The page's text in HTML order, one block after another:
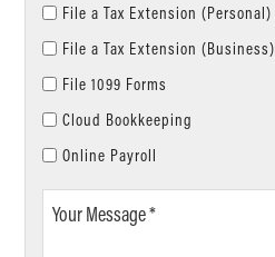
File a Tax Extension (Personal)
File a Tax Extension (Business)
File 1099 Forms
Cloud Bookkeeping
Online Payroll
Your